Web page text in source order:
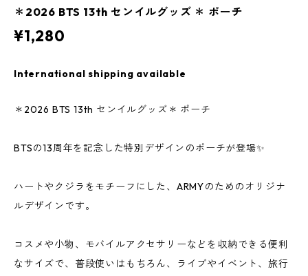
＊2026 BTS 13th センイルグッズ ＊ ポーチ
¥1,280
International shipping available
＊2026 BTS 13th センイルグッズ＊ ポーチ
BTSの13周年を記念した特別デザインのポーチが登場✨
ハートやクジラをモチーフにした、ARMYのためのオリジナ
ルデザインです。
コスメや小物、モバイルアクセサリーなどを収納できる便利
なサイズで、普段使いはもちろん、ライブやイベント、旅行